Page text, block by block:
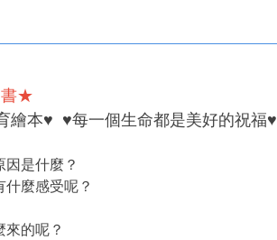
書★
繪本♥ ♥每一個生命都是美好的祝福♥
因是什麼？
麼感受呢？
的呢？